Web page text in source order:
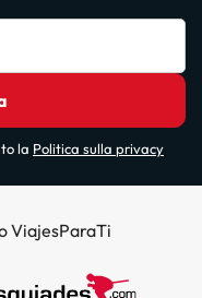
la Politica sulla privacy
ViajesParaTi